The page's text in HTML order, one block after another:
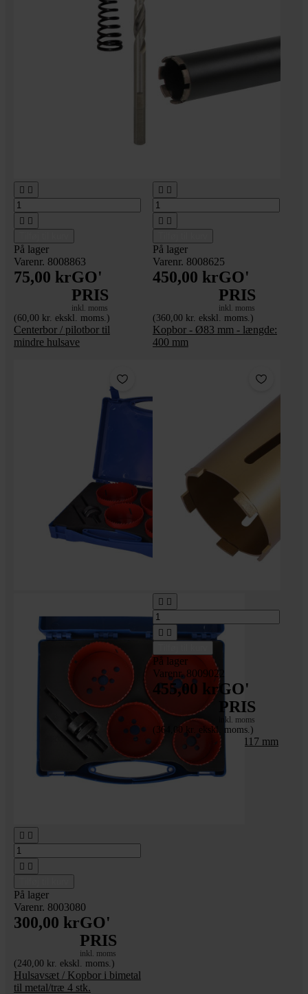
 
 
På lager
Varenr. 8008863
75,00 krGO'
PRIS
inkl. moms
(60,00 kr. ekskl. moms.)
Centerbor / pilotbor til
mindre hulsave
 
 
På lager
Varenr. 8008625
450,00 krGO'
PRIS
inkl. moms
(360,00 kr. ekskl. moms.)
Kopbor - Ø83 mm - længde:
400 mm
 
 
På lager
Varenr. 8003080
300,00 krGO'
PRIS
inkl. moms
(240,00 kr. ekskl. moms.)
Hulsavsæt / Kopbor i bimetal
til metal/træ 4 stk.
 
 
På lager
Varenr. 8009022
455,00 krGO'
PRIS
inkl. moms
(364,00 kr. ekskl. moms.)
Diamant Kopbor - Ø117 mm
- længde: 150 mm